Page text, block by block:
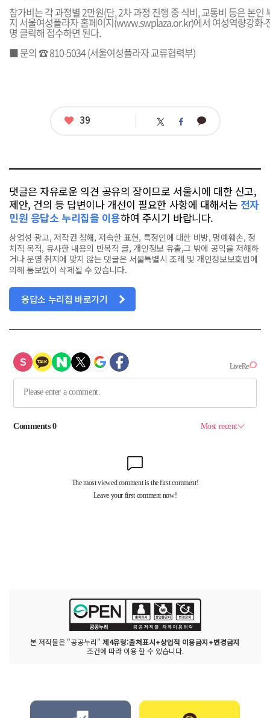
참가비는 각 과정별 2만원(단, 2차 과정 진행 중 식비, 교통비 등은 본인
지 서울여성플라자 홈페이지(www.swplaza.or.kr)에서 여성역량강화-
명 클릭해 접수하면 된다.
■ 문의 ☎ 810-5034 (서울여성플라자 교류협력부)
좋
39 트 페 카
댓글은 자유로운 의견 공유의 장이므로 서울시에 대한 신고,
제안, 건의 등 답변이나 개선이 필요한 사항에 대해서는 전자
민원 응답소 누리집을 이용하여 주시기 바랍니다.
상업성 광고, 저작권 침해, 저속한 표현, 특정인에 대한 비방, 명예훼손, 정
치적 목적, 유사한 내용의 반복적 글, 개인정보 유출,그 밖에 공익을 저해하
거나 운영 취지에 맞지 않는 댓글은 서울특별시 조례 및 개인정보보호법에
의해 통보없이 삭제될 수 있습니다.
응답소 누리집 바로가기
본 저작물은 "공공누리" 제4유형:출처표시+상업적 이용금지+변경금지
조건에 따라 이용 할 수 있습니다.